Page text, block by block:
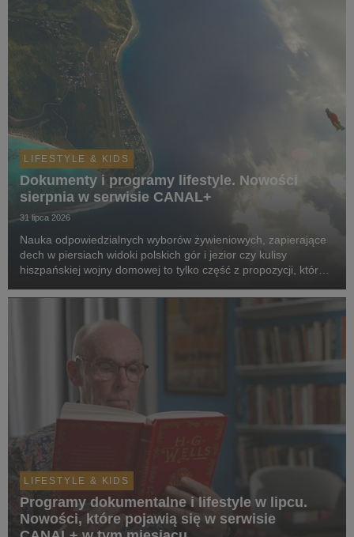
LIFESTYLE & KIDS
Dokumenty i programy lifestyle. Nowości
sierpnia w serwisie CANAL+
31 lipca 2026
Nauka odpowiedzialnych wyborów żywieniowych, zapierające
dech w piersiach widoki polskich gór i jezior czy kulisy
hiszpańskiej wojny domowej to tylko część z propozycji, które
LIFESTYLE & KIDS
Programy dokumentalne i lifestyle w lipcu.
Nowości, które pojawią się w serwisie